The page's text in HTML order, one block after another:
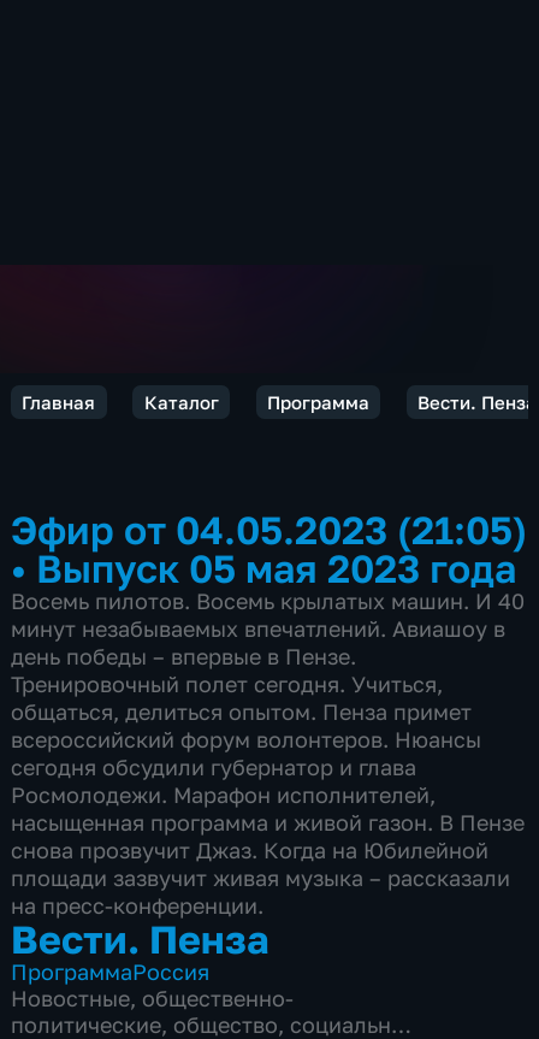
Главная Каталог Программа Вести. Пенза
Эфир от 04.05.2023 (21:05)
• Выпуск 05 мая 2023 года
Восемь пилотов. Восемь крылатых машин. И 40
минут незабываемых впечатлений. Авиашоу в
день победы – впервые в Пензе.
Тренировочный полет сегодня. Учиться,
общаться, делиться опытом. Пенза примет
всероссийский форум волонтеров. Нюансы
сегодня обсудили губернатор и глава
Росмолодежи. Марафон исполнителей,
насыщенная программа и живой газон. В Пензе
снова прозвучит Джаз. Когда на Юбилейной
площади зазвучит живая музыка – рассказали
на пресс-конференции.
Вести. Пенза
ПрограммаРоссия
Новостные, общественно-
политические, общество, социально-